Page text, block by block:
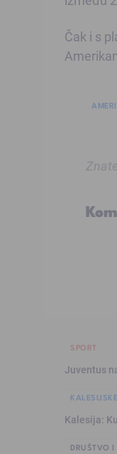
Čak i s
SPORT
Juventus
Kalesija:
DRUŠTVO